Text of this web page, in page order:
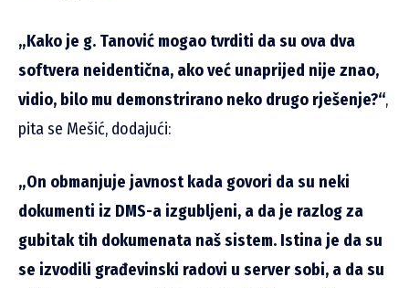
„Kako je g. Tanović mogao tvrditi da su ova dva
softvera neidentična, ako već unaprijed nije znao,
vidio, bilo mu demonstrirano neko drugo rješenje?“,
pita se Mešić, dodajući:
„On obmanjuje javnost kada govori da su neki
dokumenti iz DMS-a izgubljeni, a da je razlog za
gubitak tih dokumenata naš sistem. Istina je da su
se izvodili građevinski radovi u server sobi, a da su